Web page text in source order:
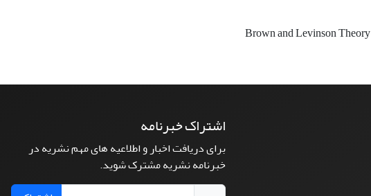
Brown and Levinson Theory
اشتراک خبرنامه
برای دریافت اخبار و اطلاعیه های مهم نشریه در
خبرنامه نشریه مشترک شوید.